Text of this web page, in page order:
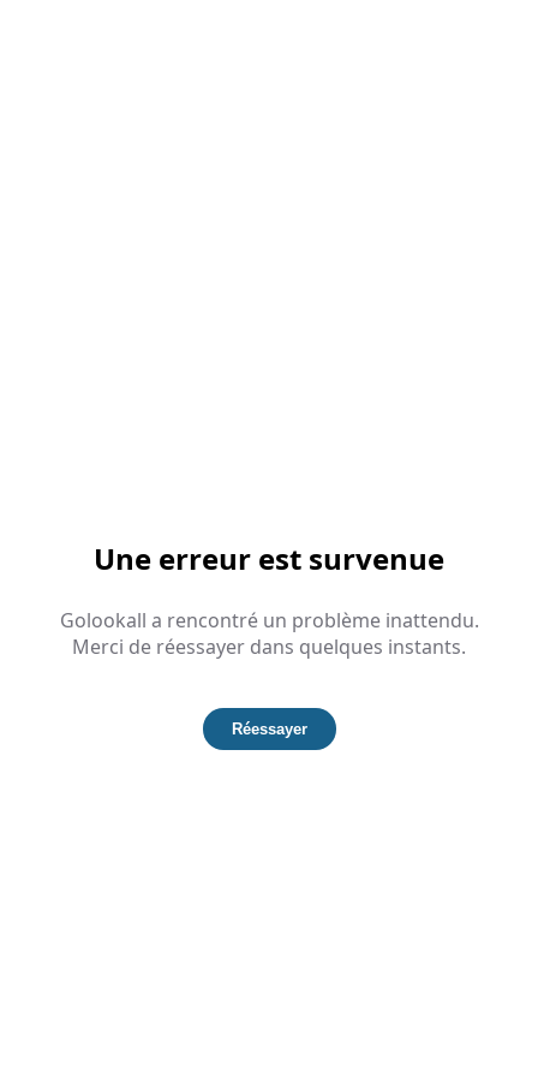
Une erreur est survenue
Golookall a rencontré un problème inattendu.
Merci de réessayer dans quelques instants.
Réessayer